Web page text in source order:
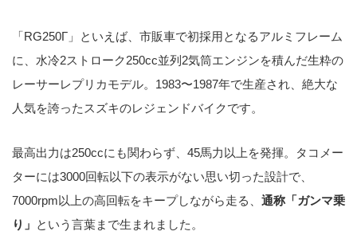
「RG250Γ」といえば、市販車で初採用となるアルミフレーム
に、水冷2ストローク250cc並列2気筒エンジンを積んだ生粋の
レーサーレプリカモデル。1983〜1987年で生産され、絶大な
人気を誇ったスズキのレジェンドバイクです。
最高出力は250ccにも関わらず、45馬力以上を発揮。タコメー
ターには3000回転以下の表示がない思い切った設計で、
7000rpm以上の高回転をキープしながら走る、 通称「ガンマ乗
り」 という言葉まで生まれました。